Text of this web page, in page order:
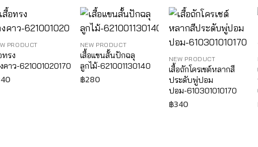
PRODUCT
ทรง
คาว-621001020170
NEW PRODUCT
เสื้อแขนสั้นปักฉลุ
ลูกไม้-621001130140
฿280
NEW PRODUCT
เสื้อถักโครเชต์หลากสี
ประดับพู่ปอม
ปอม-610301010170
฿340